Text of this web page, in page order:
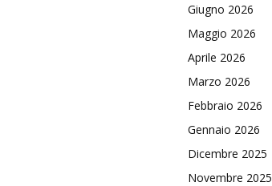
Giugno 2026
Maggio 2026
Aprile 2026
Marzo 2026
Febbraio 2026
Gennaio 2026
Dicembre 2025
Novembre 2025